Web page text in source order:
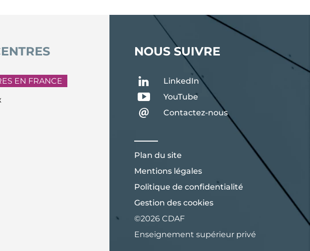
EN FRANCE
NOUS SUIVRE
LinkedIn
YouTube
Contactez-nous
Plan du site
Mentions légales
Politique de confidentialité
Gestion des cookies
©2026 CDAF
Enseignement supérieur privé